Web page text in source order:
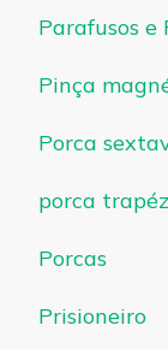
Parafusos e
Pinça
Porca
porca
Porcas
Prisioneiro